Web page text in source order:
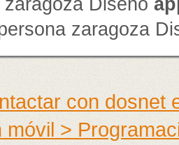
zaragoza Diseño
zaragoza
con dosnet
móvil >